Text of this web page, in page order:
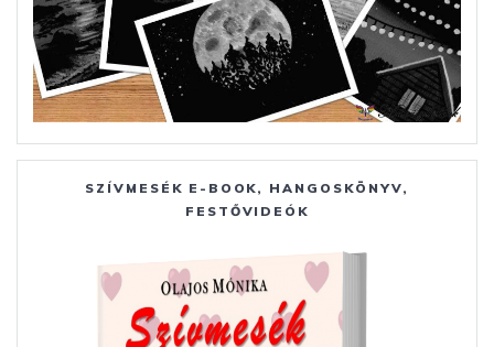
SZÍVMESÉK E-BOOK, HANGOSKÖNYV,
FESTŐVIDEÓK